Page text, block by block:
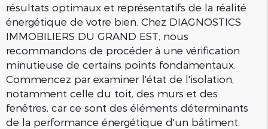
résultats optimaux et représentatifs de la réalité
énergétique de votre bien. Chez DIAGNOSTICS
IMMOBILIERS DU GRAND EST, nous
recommandons de procéder à une vérification
minutieuse de certains points fondamentaux.
Commencez par examiner l'état de l'isolation,
notamment celle du toit, des murs et des
fenêtres, car ce sont des éléments déterminants
de la performance énergétique d'un bâtiment.